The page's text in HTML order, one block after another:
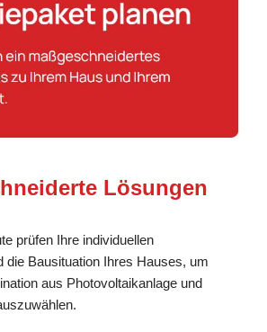
Lösungen
prüfen Ihre individuellen
die Bausituation Ihres Hauses, um
aus Photovoltaikanlage und